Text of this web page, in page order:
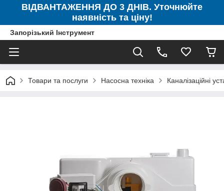
ВІДВАНТАЖЕННЯ ДО 3 ДНІВ. Уточнюйте
наявність та ціну!
Запорізький Інструмент
Товари та послуги Насосна техніка Каналізаційні